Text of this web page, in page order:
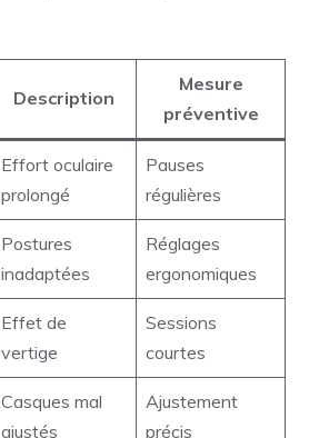
Description
Mesure
préventive
Effort oculaire
prolongé
Pauses
régulières
Postures
inadaptées
Réglages
ergonomiques
Effet de
vertige
Sessions
courtes
Casques mal
ajustés
Ajustement
précis